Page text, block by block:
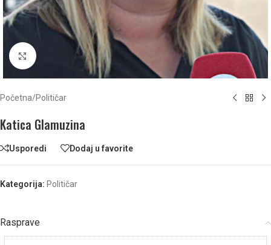
Click to enlarge
Početna/Političar
Katica Glamuzina
Usporedi Dodaj u favorite
Kategorija: Političar
Rasprave